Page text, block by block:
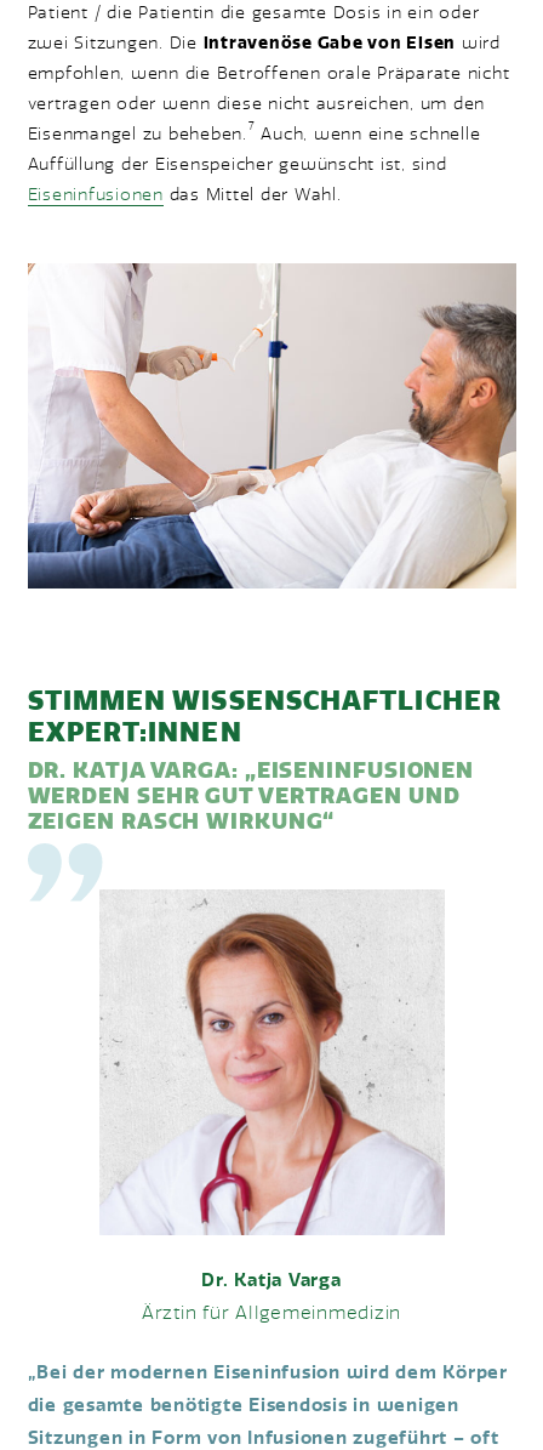
Patient / die Patientin die gesamte Dosis in ein oder
zwei Sitzungen. Die intravenöse Gabe von Eisen wird
empfohlen, wenn die Betroffenen orale Präparate nicht
vertragen oder wenn diese nicht ausreichen, um den
Eisenmangel zu beheben. 7 Auch, wenn eine schnelle
Auffüllung der Eisenspeicher gewünscht ist, sind
Eiseninfusionen das Mittel der Wahl.
STIMMEN WISSENSCHAFTLICHER
EXPERT:INNEN
DR. KATJA VARGA: „EISENINFUSIONEN
WERDEN SEHR GUT VERTRAGEN UND
ZEIGEN RASCH WIRKUNG“
Dr. Katja Varga
Ärztin für Allgemeinmedizin
„Bei der modernen Eiseninfusion wird dem Körper
die gesamte benötigte Eisendosis in wenigen
Sitzungen in Form von Infusionen zugeführt – oft